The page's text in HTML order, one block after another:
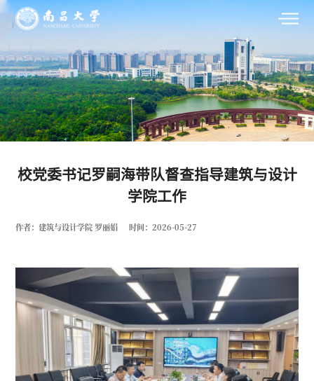
校党委书记罗嗣海带队督查指导建筑与设计
学院工作
作者：建筑与设计学院 罗丽娟 时间：2026-05-27